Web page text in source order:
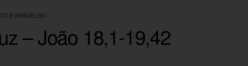
EVANGELHO
– João 18,1-19,42